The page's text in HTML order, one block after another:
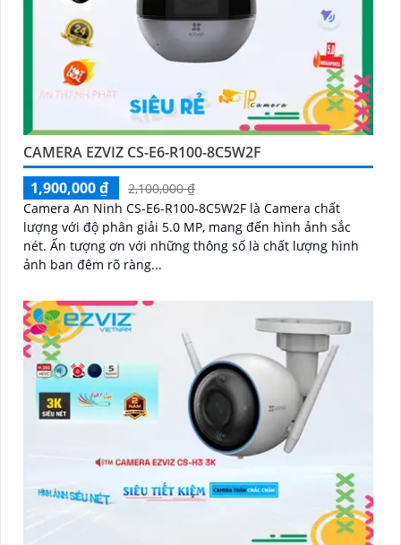
CAMERA EZVIZ CS-E6-R100-8C5W2F
1,900,000 ₫
2,100,000 ₫
Camera An Ninh CS-E6-R100-8C5W2F là Camera chất
lượng với độ phân giải 5.0 MP, mang đến hình ảnh sắc
nét. Ấn tượng ơn với những thông số là chất lượng hình
ảnh ban đêm rõ ràng...